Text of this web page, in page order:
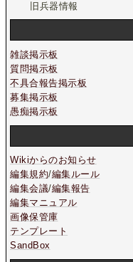
旧兵器情報
雑談掲示板
質問掲示板
不具合報告掲示板
募集掲示板
愚痴掲示板
Wikiからのお知らせ
編集規約/編集ルール
編集会議/編集報告
編集マニュアル
画像保管庫
テンプレート
SandBox